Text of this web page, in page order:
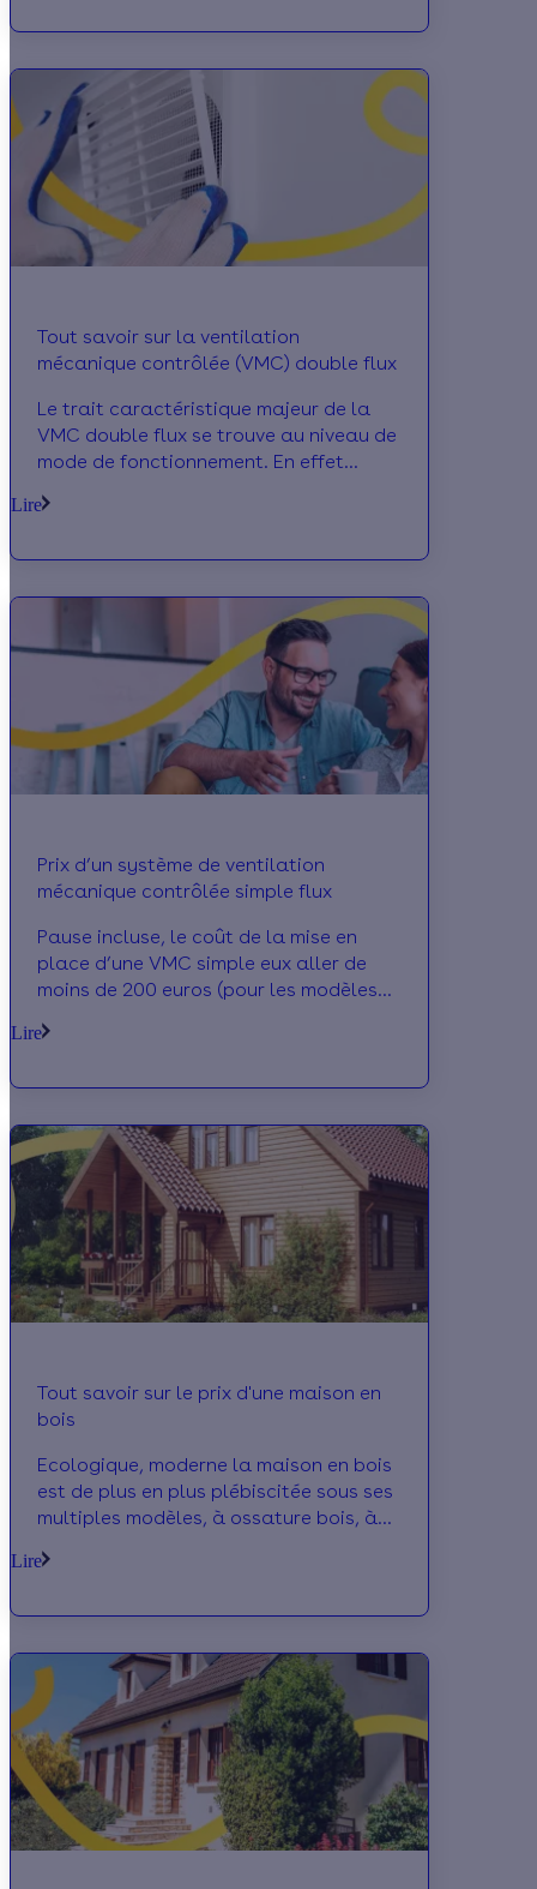
artisan.
Tout savoir sur la ventilation
mécanique contrôlée (VMC) double flux
Le trait caractéristique majeur de la
VMC double flux se trouve au niveau de
mode de fonctionnement. En effet
(qu’elle soit c
Lire
Prix d’un système de ventilation
mécanique contrôlée simple flux
Pause incluse, le coût de la mise en
place d’une VMC simple eux aller de
moins de 200 euros (pour les modèles
pour les modèles les sophistiqués. Nous
Lire
Tout savoir sur le prix d'une maison en
bois
Ecologique, moderne la maison en bois
est de plus en plus plébiscitée sous ses
multiples modèles, à ossature bois, à
coût des modèles clés en main va de
moins de 500€ en auto-construction.
Lire